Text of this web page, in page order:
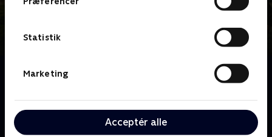
Statistik
Marketing
Acceptér alle
Om Uforglemt
Jagten på sandheden i uopklarede mord fører
afsløringerne rammer hårdt og efterlader dybe spor
hos alle involverede - prisbelønnet serie.